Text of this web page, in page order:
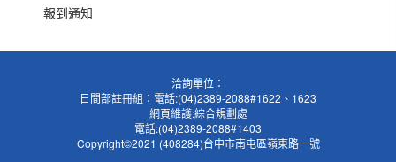
報到通知
洽詢單位：
日間部註冊組：電話:(04)2389-2088#1622、1623
網頁維護:綜合規劃處
電話:(04)2389-2088#1403
Copyright©2021 (408284)台中市南屯區嶺東路一號